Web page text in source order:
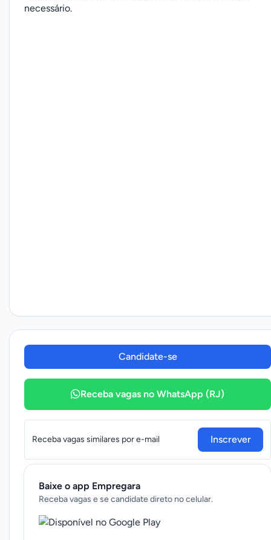
necessário.
Candidate-se
Receba vagas no WhatsApp (RJ)
Receba vagas similares por e-mail Inscrever
Baixe o app Empregara
Receba vagas e se candidate direto no celular.